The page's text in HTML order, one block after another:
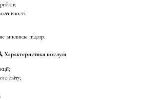
викликає підозр.
Характеристики послуги
світу;